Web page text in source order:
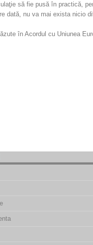
să fie pusă în practică,
nu va mai exista nicio
în Acordul cu Uniunea